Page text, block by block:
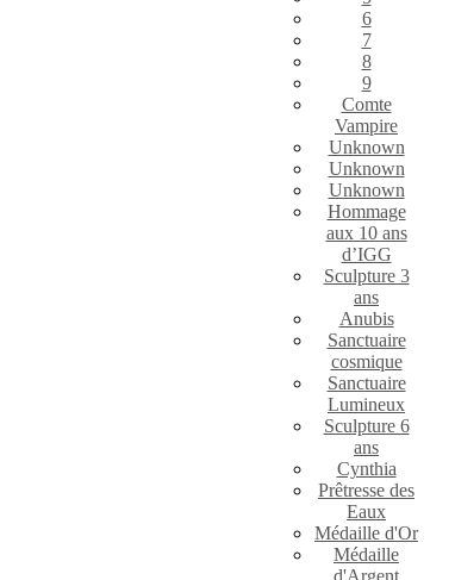
6
7
8
9
Comte
Vampire
Unknown
Unknown
Unknown
Hommage
aux 10 ans
d’IGG
Sculpture 3
ans
Anubis
Sanctuaire
cosmique
Sanctuaire
Lumineux
Sculpture 6
ans
Cynthia
Prêtresse des
Eaux
Médaille d'Or
Médaille